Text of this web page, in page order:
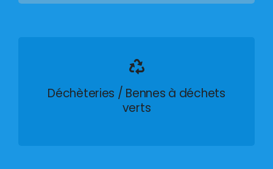
Déchèteries / Bennes à déchets
verts